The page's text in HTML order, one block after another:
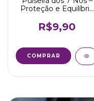
Proteção e Equilíbrio
R$9,90
COMPRAR